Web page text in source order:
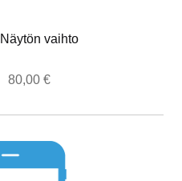
vaihto
80,00 €